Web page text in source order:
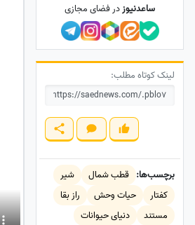
ساعدنیوزدر فضای مجازی
لینک کوتاه مطلب:
برچسب‌ها: قطب شمال
شیر
کفتار
حیات وحش
راز بقا
مستند
دنیای حیوانات